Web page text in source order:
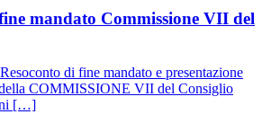
mandato Commissione VII del
di fine mandato e presentazione
COMMISSIONE VII del Consiglio
[…]